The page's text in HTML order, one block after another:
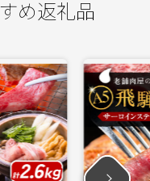
め返礼品